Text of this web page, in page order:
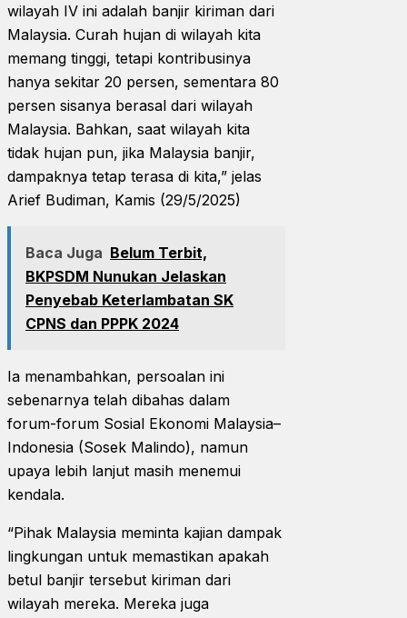
wilayah IV ini adalah banjir kiriman dari
Malaysia. Curah hujan di wilayah kita
memang tinggi, tetapi kontribusinya
hanya sekitar 20 persen, sementara 80
persen sisanya berasal dari wilayah
Malaysia. Bahkan, saat wilayah kita
tidak hujan pun, jika Malaysia banjir,
dampaknya tetap terasa di kita,” jelas
Arief Budiman, Kamis (29/5/2025)
Baca Juga Belum Terbit,
BKPSDM Nunukan Jelaskan
Penyebab Keterlambatan SK
CPNS dan PPPK 2024
Ia menambahkan, persoalan ini
sebenarnya telah dibahas dalam
forum-forum Sosial Ekonomi Malaysia–
Indonesia (Sosek Malindo), namun
upaya lebih lanjut masih menemui
kendala.
“Pihak Malaysia meminta kajian dampak
lingkungan untuk memastikan apakah
betul banjir tersebut kiriman dari
wilayah mereka. Mereka juga